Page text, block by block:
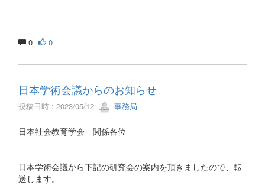
0 0
日本学術会議からのお知らせ
投稿日時 : 2023/05/12 事務局
日本社会教育学会 関係各位
日本学術会議から下記の研究会の案内を頂きましたので、転
送します。